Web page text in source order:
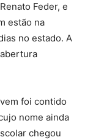
Feder, e
estão na
no estado. A
foi contido
nome ainda
chegou